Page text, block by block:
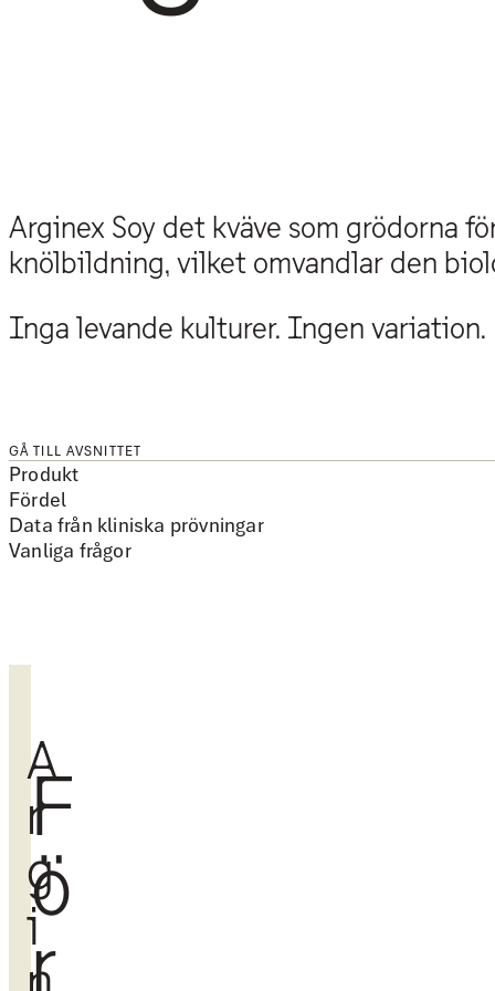
Arginex Soy det kväve som grödorna
knölbildning, vilket omvandlar den
Inga levande kulturer. Ingen variation.
GÅ TILL AVSNITTET
Produkt
Fördel
Data från kliniska prövningar
Vanliga frågor
A
r
g
i
F
ö
r